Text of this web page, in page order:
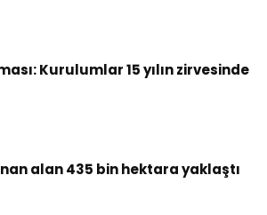
Kurulumlar 15 yılın zirvesinde
alan 435 bin hektara yaklaştı